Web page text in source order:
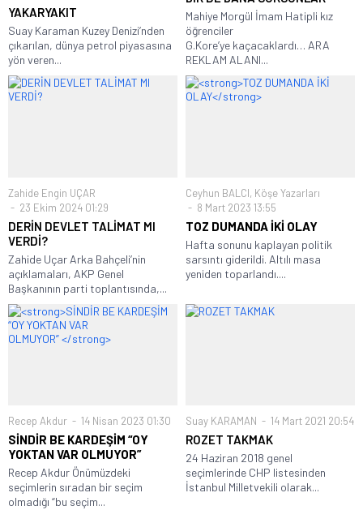
YAKARYAKIT
Suay Karaman Kuzey Denizi’nden
çıkarılan, dünya petrol piyasasına
yön veren...
Mahiye Morgül İmam Hatipli kız
öğrenciler
G.Kore’ye kaçacaklardı… ARA
REKLAM ALANI...
Zahide Engin UÇAR
23 Ekim 2024 01:29
DERİN DEVLET TALİMAT MI
VERDİ?
Zahide Uçar Arka Bahçeli’nin
açıklamaları, AKP Genel
Başkanının parti toplantısında,...
Ceyhun BALCI, Köşe Yazarları
8 Mart 2023 13:55
TOZ DUMANDA İKİ OLAY
Hafta sonunu kaplayan politik
sarsıntı giderildi. Altılı masa
yeniden toparlandı....
Recep Akdur 14 Nisan 2023 01:30
SİNDİR BE KARDEŞİM “OY
YOKTAN VAR OLMUYOR”
Recep Akdur Önümüzdeki
seçimlerin sıradan bir seçim
olmadığı “bu seçim...
Suay KARAMAN 14 Mart 2021 20:54
ROZET TAKMAK
24 Haziran 2018 genel
seçimlerinde CHP listesinden
İstanbul Milletvekili olarak...